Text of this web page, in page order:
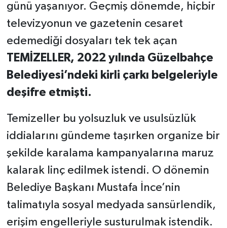
günü yaşanıyor. Geçmiş dönemde, hiçbir
televizyonun ve gazetenin cesaret
edemediği dosyaları tek tek açan
TEMİZELLER, 2022 yılında Güzelbahçe
Belediyesi’ndeki kirli çarkı belgeleriyle
deşifre etmişti.
Temizeller bu yolsuzluk ve usulsüzlük
iddialarını gündeme taşırken organize bir
şekilde karalama kampanyalarına maruz
kalarak linç edilmek istendi. O dönemin
Belediye Başkanı Mustafa İnce’nin
talimatıyla sosyal medyada sansürlendik,
erişim engelleriyle susturulmak istendik.